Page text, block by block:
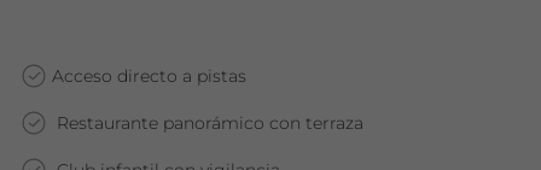
Acceso directo a pistas
Restaurante panorámico con terraza